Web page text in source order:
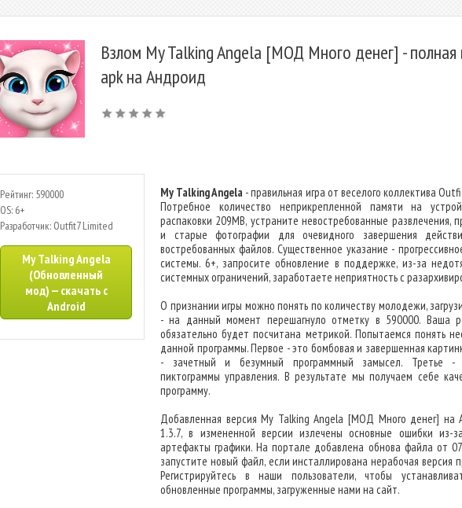
Взлом My Talking Angela [МОД Много денег] - полная
apk на Андроид
Рейтинг: 590000
OS: 6+
Разработчик: Outfit7 Limited
My Talking Angela
(Обновленный
мод) — скачать с
Android
My Talking Angela - правильная игра от веселого коллектива
Потребное количество неприкрепленной памяти на
распаковки 209MB, устраните невостребованные развлечения,
и старые фотографии для очевидного завершения
востребованных файлов. Существенное указание -
системы. 6+, запросите обновление в поддержке, из-за
системных ограничений, заработаете неприятность с
О признании игры можно понять по количеству молодежи,
- на данный момент перешагнуло отметку в 590000. Ваша
обязательно будет посчитана метрикой. Попытаемся понять
данной программы. Первое - это бомбовая и завершенная
- зачетный и безумный программный замысел. Третье -
пиктограммы управления. В результате мы получаем себе
программу.
Добавленная версия My Talking Angela [МОД Много денег] на
1.3.7, в измененной версии излечены основные ошибки из-
артефакты графики. На портале добавлена обнова файла от
запустите новый файл, если инсталлирована нерабочая версия
Регистрируйтесь в наши пользователи, чтобы
обновленные программы, загруженные нами на сайт.